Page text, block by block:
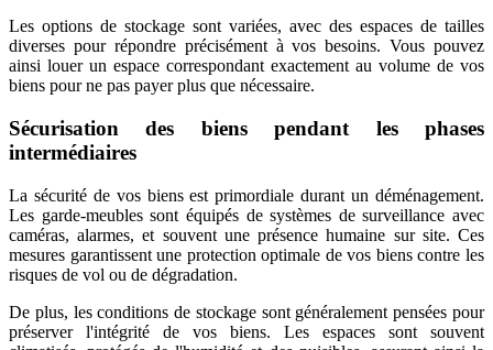
Les options de stockage sont variées, avec des espaces de tailles
diverses pour répondre précisément à vos besoins. Vous pouvez
ainsi louer un espace correspondant exactement au volume de vos
biens pour ne pas payer plus que nécessaire.
Sécurisation des biens pendant les phases
intermédiaires
La sécurité de vos biens est primordiale durant un déménagement.
Les garde-meubles sont équipés de systèmes de surveillance avec
caméras, alarmes, et souvent une présence humaine sur site. Ces
mesures garantissent une protection optimale de vos biens contre les
risques de vol ou de dégradation.
De plus, les conditions de stockage sont généralement pensées pour
préserver l'intégrité de vos biens. Les espaces sont souvent